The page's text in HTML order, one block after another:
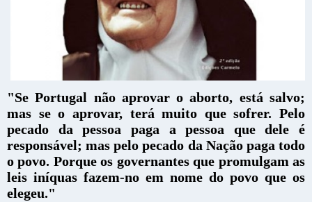
"Se Portugal não aprovar o aborto, está salvo;
mas se o aprovar, terá muito que sofrer. Pelo
pecado da pessoa paga a pessoa que dele é
responsável; mas pelo pecado da Nação paga todo
o povo. Porque os governantes que promulgam as
leis iníquas fazem-no em nome do povo que os
elegeu."